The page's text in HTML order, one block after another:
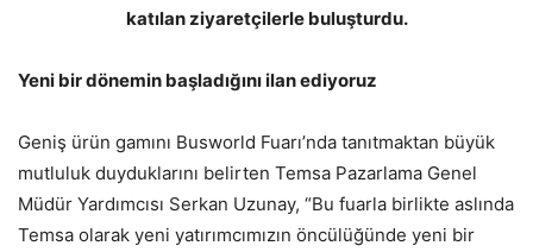
katılan ziyaretçilerle buluşturdu.
Yeni bir dönemin başladığını ilan ediyoruz
Geniş ürün gamını Busworld Fuarı’nda tanıtmaktan büyük
mutluluk duyduklarını belirten Temsa Pazarlama Genel
Müdür Yardımcısı Serkan Uzunay, “Bu fuarla birlikte aslında
Temsa olarak yeni yatırımcımızın öncülüğünde yeni bir